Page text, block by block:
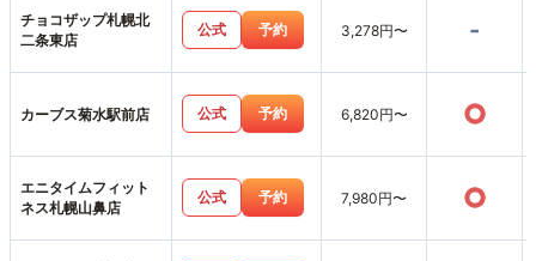
チョコザップ札幌北
二条東店
公式 予約 3,278円〜 -
カーブス菊水駅前店 公式 予約 6,820円〜 ○
エニタイムフィット
ネス札幌山鼻店
公式 予約 7,980円〜 ○